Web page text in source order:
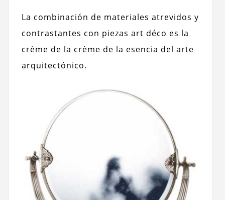
La combinación de materiales atrevidos y
contrastantes con piezas art déco es la
crème de la crème de la esencia del arte
arquitectónico.